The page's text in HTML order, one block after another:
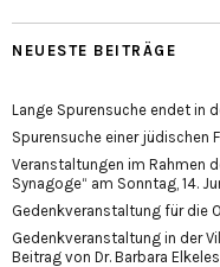
NEUESTE BEITRÄGE
Lange Spurensuche endet in
Spurensuche einer jüdischen
Veranstaltungen im Rahmen
Synagoge“ am Sonntag, 14.
Gedenkveranstaltung für die
Gedenkveranstaltung in der
Beitrag von Dr. Barbara